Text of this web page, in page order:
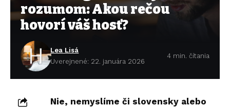
rozumom: Akou rečou
hovorí váš hosť?
Lea Lisá
Uverejnené: 22. januára 2026
4 min. čítania
Nie, nemyslíme či slovensky alebo